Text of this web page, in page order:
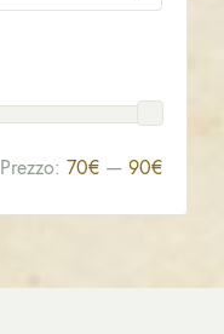
Prezzo: 70€ — 90€